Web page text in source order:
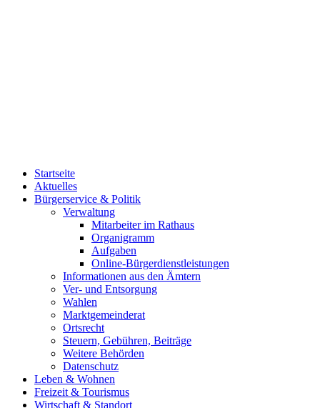
Startseite
Aktuelles
Bürgerservice & Politik
Verwaltung
Mitarbeiter im Rathaus
Organigramm
Aufgaben
Online-Bürgerdienstleistungen
Informationen aus den Ämtern
Ver- und Entsorgung
Wahlen
Marktgemeinderat
Ortsrecht
Steuern, Gebühren, Beiträge
Weitere Behörden
Datenschutz
Leben & Wohnen
Freizeit & Tourismus
Wirtschaft & Standort